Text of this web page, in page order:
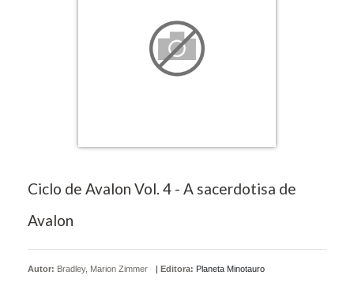
Ciclo de Avalon Vol. 4 - A sacerdotisa de
Avalon
Autor: Bradley, Marion Zimmer | Editora: Planeta Minotauro